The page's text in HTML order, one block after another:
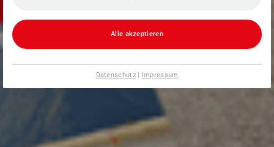
Alle akzeptieren
Datenschutz| Impressum